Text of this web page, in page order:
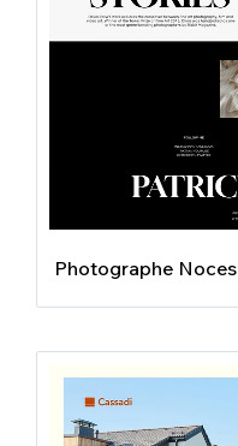
Photographe Noces